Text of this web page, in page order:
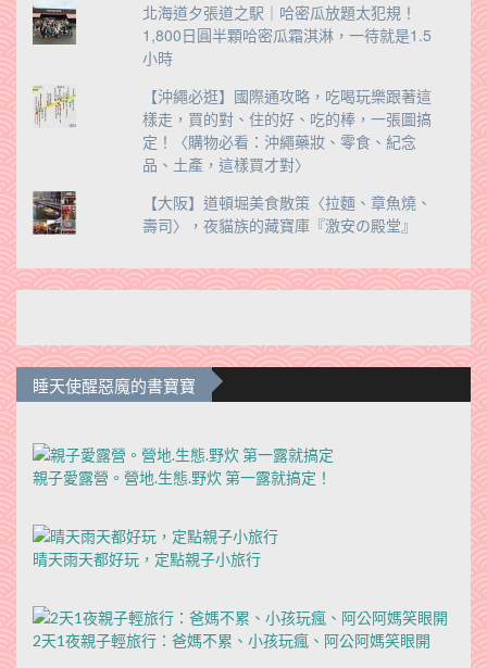
北海道夕張道之駅｜哈密瓜放題太犯規！
1,800日圓半顆哈密瓜霜淇淋，一待就是1.5
小時
【沖繩必逛】國際通攻略，吃喝玩樂跟著這
樣走，買的對、住的好、吃的棒，一張圖搞
定！〈購物必看：沖繩藥妝、零食、紀念
品、土產，這樣買才對〉
【大阪】道頓堀美食散策〈拉麵、章魚燒、
壽司〉，夜貓族的藏寶庫『激安の殿堂』
睡天使醒惡魔的書寶寶
親子愛露營。營地.生態.野炊 第一露就搞定！
晴天雨天都好玩，定點親子小旅行
2天1夜親子輕旅行：爸媽不累、小孩玩瘋、阿公阿媽笑眼開